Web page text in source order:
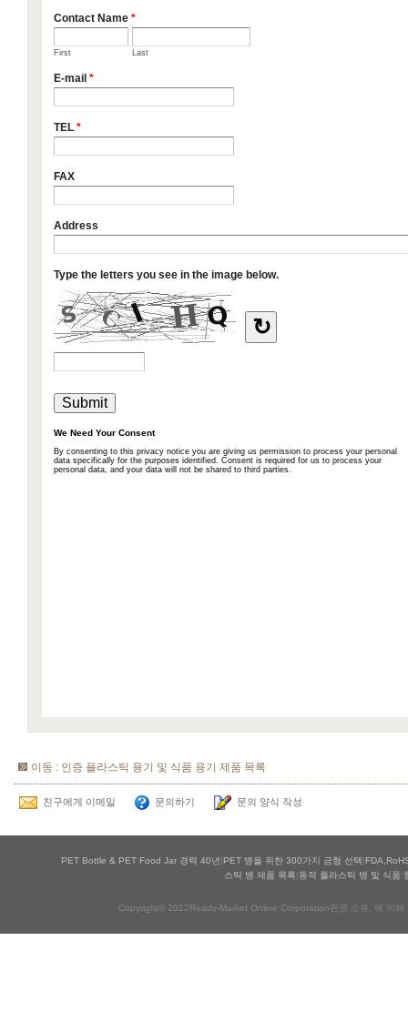
이동 : 인증 플라스틱 용기 및 식품 용기 제품 목록
친구에게 이메일 문의하기 문의 양식 작성
PET Bottle & PET Food Jar 경력 40년 |PET 병을 위한 300가지 금형 선택|
스틱 병 제품 목록|동적 플라스틱 병 및 식품
Copyright© 2022Ready-Market Online Corporation판권 소유. 에 의해